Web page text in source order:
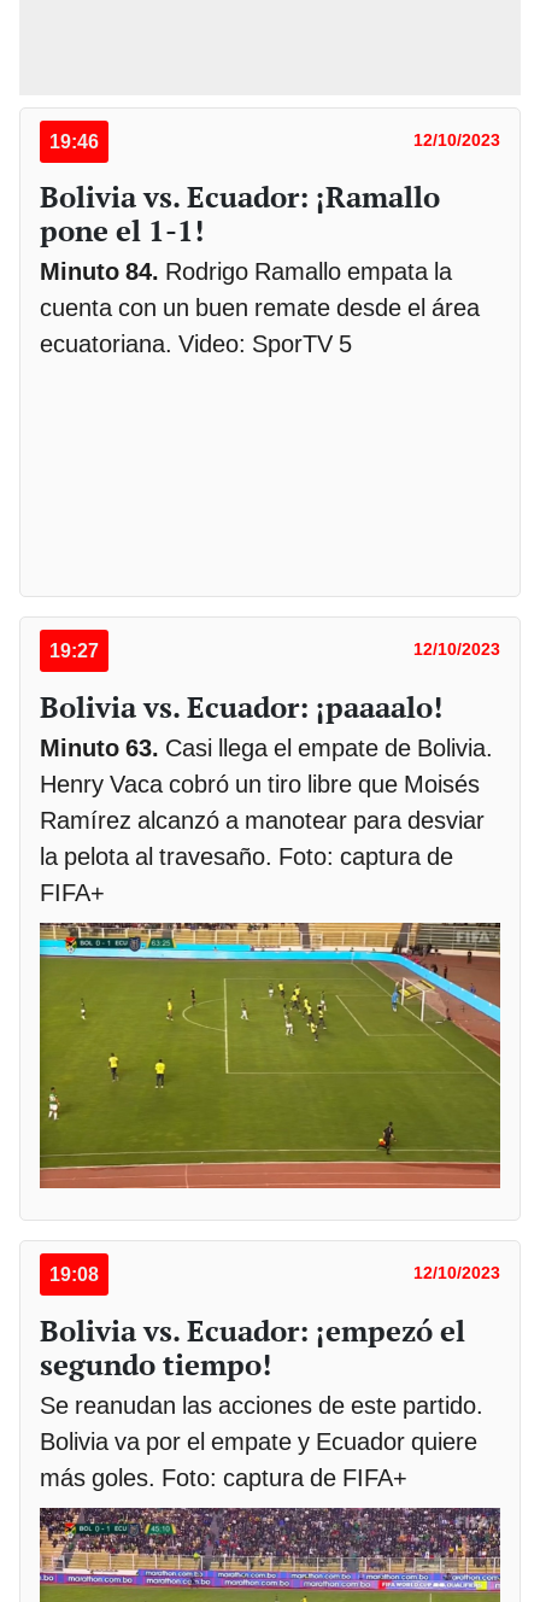
19:46 12/10/2023
Bolivia vs. Ecuador: ¡Ramallo
pone el 1-1!
Minuto 84. Rodrigo Ramallo empata la
cuenta con un buen remate desde el área
ecuatoriana. Video: SporTV 5
19:27 12/10/2023
Bolivia vs. Ecuador: ¡paaaalo!
Minuto 63. Casi llega el empate de Bolivia.
Henry Vaca cobró un tiro libre que Moisés
Ramírez alcanzó a manotear para desviar
la pelota al travesaño. Foto: captura de
FIFA+
19:08 12/10/2023
Bolivia vs. Ecuador: ¡empezó el
segundo tiempo!
Se reanudan las acciones de este partido.
Bolivia va por el empate y Ecuador quiere
más goles. Foto: captura de FIFA+